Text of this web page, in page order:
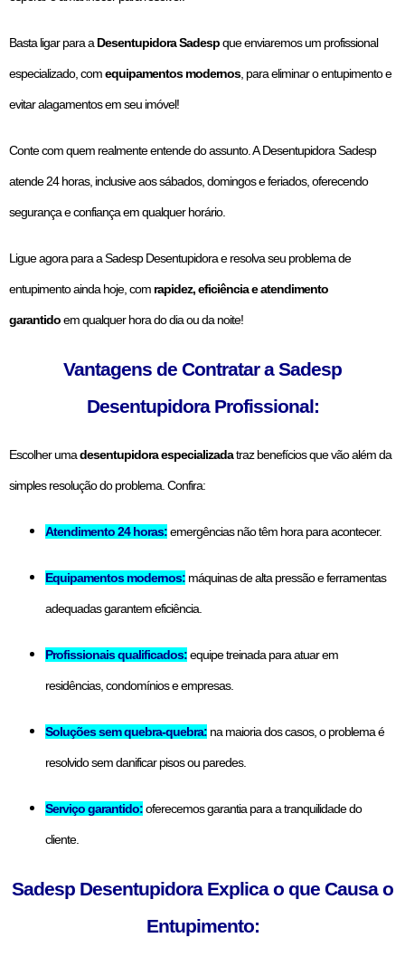
Basta ligar para a Desentupidora Sadespque enviaremos um profissional
especializado, comequipamentos modernos, para eliminar o entupimento e
evitar alagamentos em seu imóvel!
Conte com quem realmente entende do assunto. A Desentupidora Sadesp
atende 24 horas, inclusive aos sábados, domingos e feriados, oferecendo
segurança e confiança em qualquer horário.
Ligue agora para a Sadesp Desentupidora e resolva seu problema de
entupimento ainda hoje, com rapidez, eficiência e atendimento
garantidoem qualquer hora do dia ou da noite!
Vantagens de Contratar a Sadesp
Desentupidora Profissional:
Escolher umadesentupidora especializadatraz benefícios que vão além da
simples resolução do problema. Confira:
Atendimento 24 horas:emergências não têm hora para acontecer.
Equipamentos modernos: máquinas de alta pressão e ferramentas
adequadas garantem eficiência.
Profissionais qualificados:equipe treinada para atuar em
residências, condomínios e empresas.
Soluções sem quebra-quebra: na maioria dos casos, o problema é
resolvido sem danificar pisos ou paredes.
Serviço garantido:oferecemos garantia para a tranquilidade do
cliente.
Sadesp Desentupidora Explica o que Causa o
Entupimento: